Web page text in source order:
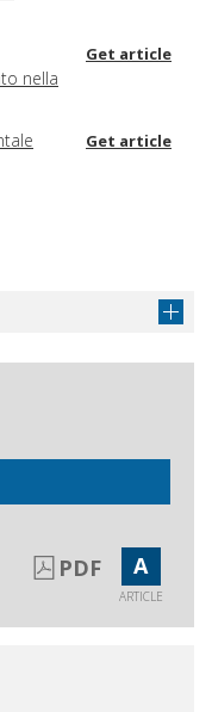
nella
Get article
Get article
PDF A
ARTICLE